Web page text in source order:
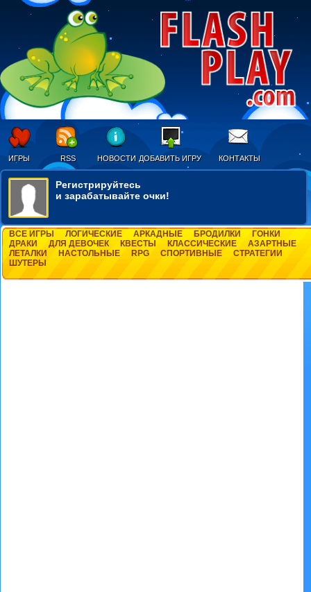
ИГРЫ RSS НОВОСТИ ДОБАВИТЬ ИГРУ КОНТАКТЫ
Регистрируйтесь
и зарабатывайте очки!
ВСЕ ИГРЫ ЛОГИЧЕСКИЕ АРКАДНЫЕ БРОДИЛКИ
ГОНКИ
ДРАКИ
ДЛЯ ДЕВОЧЕК КВЕСТЫ КЛАССИЧЕСКИЕ
АЗАРТНЫЕ
ЛЕТАЛКИ
НАСТОЛЬНЫЕ RPG СПОРТИВНЫЕ
СТРАТЕГИИ
ШУТЕРЫ